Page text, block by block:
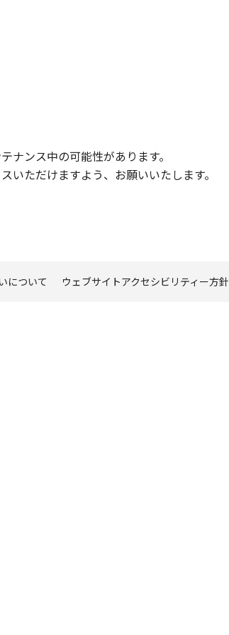
ナンス中の可能性があります。
いただけますよう、お願いいたします。
について ウェブサイトアクセシビリティー方針